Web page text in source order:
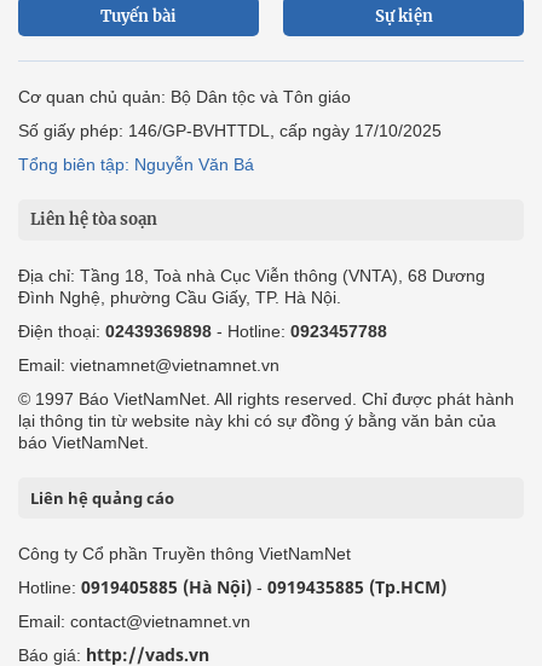
Tuyến bài Sự kiện
Cơ quan chủ quản: Bộ Dân tộc và Tôn giáo
Số giấy phép: 146/GP-BVHTTDL, cấp ngày 17/10/2025
Tổng biên tập: Nguyễn Văn Bá
Liên hệ tòa soạn
Địa chỉ: Tầng 18, Toà nhà Cục Viễn thông (VNTA), 68 Dương
Đình Nghệ, phường Cầu Giấy, TP. Hà Nội.
Điện thoại: 02439369898 - Hotline: 0923457788
Email: vietnamnet@vietnamnet.vn
© 1997 Báo VietNamNet. All rights reserved. Chỉ được phát hành
lại thông tin từ website này khi có sự đồng ý bằng văn bản của
báo VietNamNet.
Liên hệ quảng cáo
Công ty Cổ phần Truyền thông VietNamNet
Hotline: 0919405885 (Hà Nội) - 0919435885 (Tp.HCM)
Email: contact@vietnamnet.vn
Báo giá: http://vads.vn